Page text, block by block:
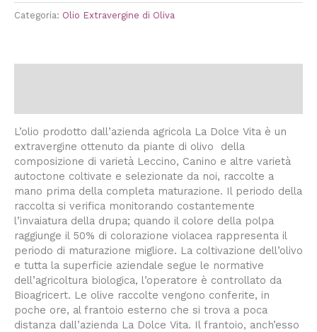
Categoria: Olio Extravergine di Oliva
L’olio prodotto dall’azienda agricola La Dolce Vita è un
extravergine ottenuto da piante di olivo della
composizione di varietà Leccino, Canino e altre varietà
autoctone coltivate e selezionate da noi, raccolte a
mano prima della completa maturazione. Il periodo della
raccolta si verifica monitorando costantemente
l’invaiatura della drupa; quando il colore della polpa
raggiunge il 50% di colorazione violacea rappresenta il
periodo di maturazione migliore. La coltivazione dell’olivo
e tutta la superficie aziendale segue le normative
dell’agricoltura biologica, l’operatore è controllato da
Bioagricert. Le olive raccolte vengono conferite, in
poche ore, al frantoio esterno che si trova a poca
distanza dall’azienda La Dolce Vita. Il frantoio, anch’esso